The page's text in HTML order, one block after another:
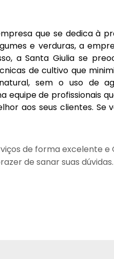
que se dedica à
e verduras, a
a Santa Giulia se
de cultivo que
sem o uso de
equipe de profissionais
aos seus clientes.
de forma excelente
de sanar suas